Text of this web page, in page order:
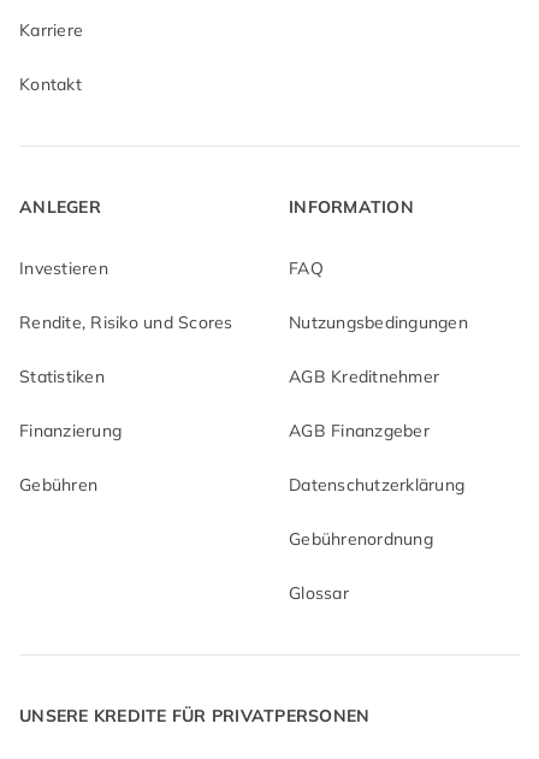
Karriere
Kontakt
ANLEGER
Investieren
Rendite, Risiko und Scores
Statistiken
Finanzierung
Gebühren
INFORMATION
FAQ
Nutzungsbedingungen
AGB Kreditnehmer
AGB Finanzgeber
Datenschutzerklärung
Gebührenordnung
Glossar
UNSERE KREDITE FÜR PRIVATPERSONEN